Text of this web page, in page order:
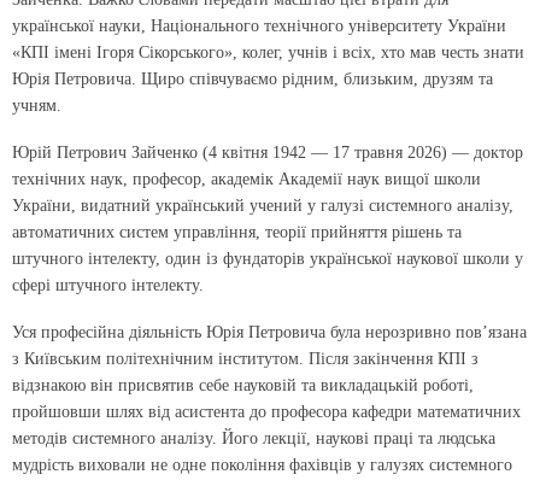
української науки, Національного технічного університету України
«КПІ імені Ігоря Сікорського», колег, учнів і всіх, хто мав честь знати
Юрія Петровича. Щиро співчуваємо рідним, близьким, друзям та
учням.
Юрій Петрович Зайченко (4 квітня 1942 — 17 травня 2026) — доктор
технічних наук, професор, академік Академії наук вищої школи
України, видатний український учений у галузі системного аналізу,
автоматичних систем управління, теорії прийняття рішень та
штучного інтелекту, один із фундаторів української наукової школи у
сфері штучного інтелекту.
Уся професійна діяльність Юрія Петровича була нерозривно пов’язана
з Київським політехнічним інститутом. Після закінчення КПІ з
відзнакою він присвятив себе науковій та викладацькій роботі,
пройшовши шлях від асистента до професора кафедри математичних
методів системного аналізу. Його лекції, наукові праці та людська
мудрість виховали не одне покоління фахівців у галузях системного